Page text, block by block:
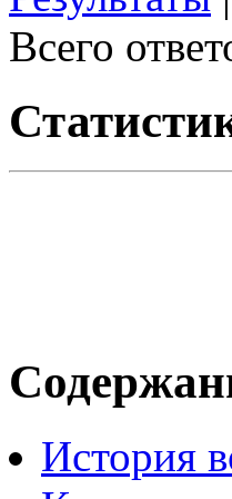
Всего
История